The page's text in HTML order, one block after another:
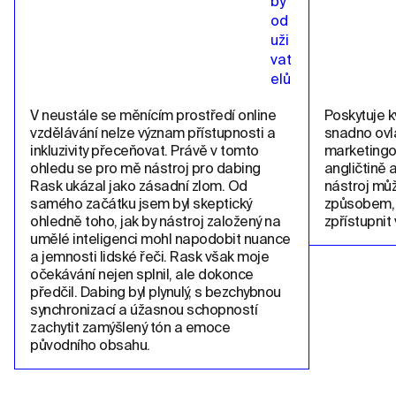
V neustále se měnícím prostředí online
vzdělávání nelze význam přístupnosti a
inkluzivity přeceňovat. Právě v tomto
ohledu se pro mě nástroj pro dabing
Rask ukázal jako zásadní zlom. Od
samého začátku jsem byl skeptický
ohledně toho, jak by nástroj založený na
umělé inteligenci mohl napodobit nuance
a jemnosti lidské řeči. Rask však moje
očekávání nejen splnil, ale dokonce
předčil. Dabing byl plynulý, s bezchybnou
synchronizací a úžasnou schopností
zachytit zamýšlený tón a emoce
původního obsahu.
Poskytuje
snadno
angličtině
nástroj
zpřístupnit